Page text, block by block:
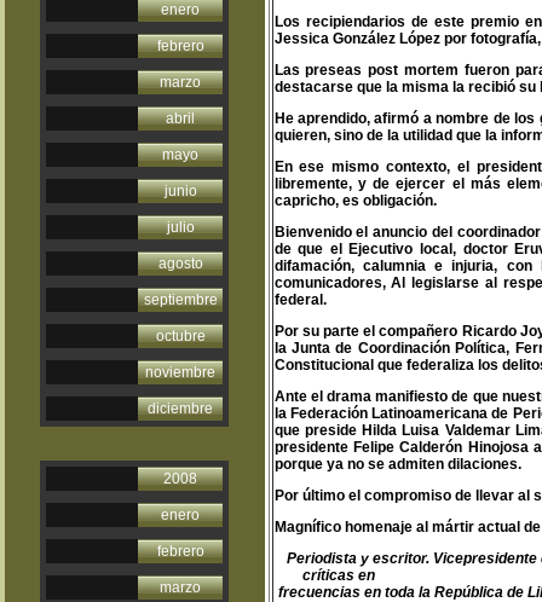
enero
febrero
marzo
abril
mayo
junio
julio
agosto
septiembre
octubre
noviembre
diciembre
2008
enero
febrero
marzo
Los recipiendarios de este premio
Jessica González López por
Las preseas post mortem fueron
destacarse que la misma la recibió
He aprendido, afirmó a nombre de
quieren, sino de la utilidad que la
En ese mismo contexto, el
libremente, y de ejercer el más
capricho, es obligación.
Bienvenido el anuncio del
de que el Ejecutivo local, doctor
difamación, calumnia e injuria,
comunicadores, Al legislarse al
federal.
Por su parte el compañero Ricardo
la Junta de Coordinación Política,
Constitucional que federaliza los
Ante el drama manifiesto de que
la Federación Latinoamericana de
que preside Hilda Luisa Valdemar
presidente Felipe Calderón Hinojosa
porque ya no se admiten dilaciones.
Por último el compromiso de llevar al
Magnífico homenaje al mártir
Periodista y escritor. Vicepresidente
críticas en
frecuencias en toda la República de